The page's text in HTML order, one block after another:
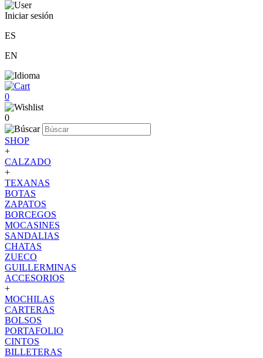
Iniciar sesión
ES
EN
0
0
SHOP
+
CALZADO
+
TEXANAS
BOTAS
ZAPATOS
BORCEGOS
MOCASINES
SANDALIAS
CHATAS
ZUECO
GUILLERMINAS
ACCESORIOS
+
MOCHILAS
CARTERAS
BOLSOS
PORTAFOLIO
CINTOS
BILLETERAS